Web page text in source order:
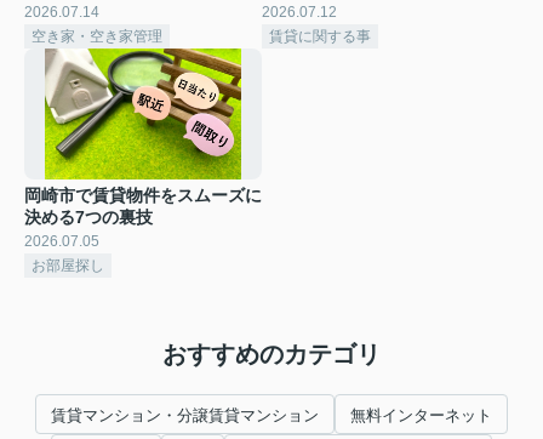
2026.07.14
空き家・空き家管理
2026.07.12
賃貸に関する事
岡崎市で賃貸物件をスムーズに
決める7つの裏技
2026.07.05
お部屋探し
おすすめのカテゴリ
賃貸マンション・分譲賃貸マンション 無料インターネット